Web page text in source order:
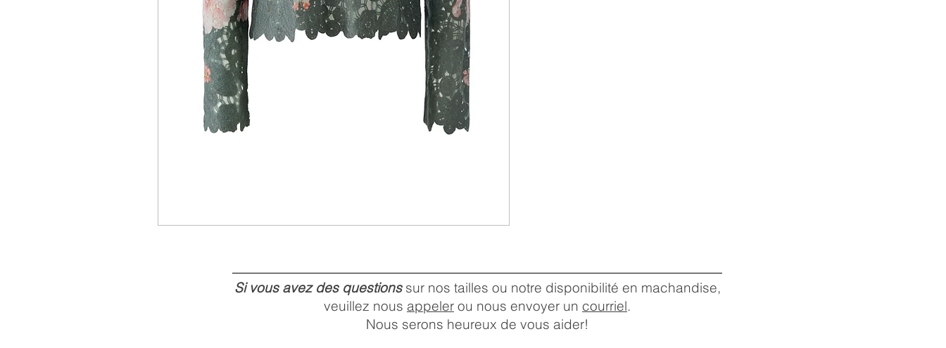
Si vous avez des questionssur nos tailles ou notre disponibilité en machandise,
veuillez nous appeler ou nous envoyer un courriel.
Nous serons heureux de vous aider!